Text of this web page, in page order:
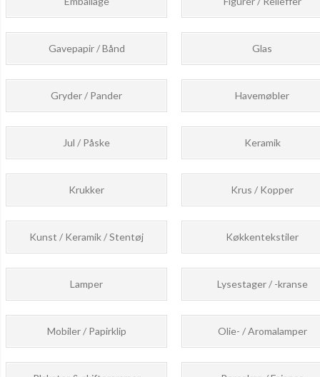
Gavepapir / Bånd Glas
Gryder / Pander Havemøbler
Jul / Påske Keramik
Krukker Krus / Kopper
Kunst / Keramik / Stentøj Køkkentekstiler
Lamper Lysestager / -kranse
Mobiler / Papirklip Olie- / Aromalamper